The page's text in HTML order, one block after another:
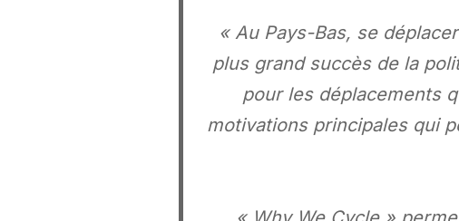
« Au Pays-Bas, se
plus grand succès de la
pour les déplacements
motivations principales qui